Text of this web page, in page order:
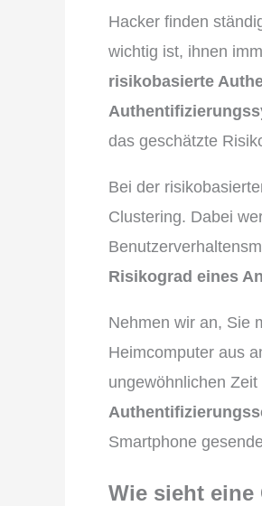
Hacker finden
wichtig ist, ihnen
risikobasierte
das geschätzte
Bei der
Clustering. Dabei
Risikograd eines
Nehmen wir an, Sie
Heimcomputer aus
ungewöhnlichen
Smartphone
Wie sieht